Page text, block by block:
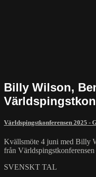
Billy Wilson,
Världspingstkonferensen 2025 -
Kvällsmöte 4 juni med Billy
från
SVENSKT TAL